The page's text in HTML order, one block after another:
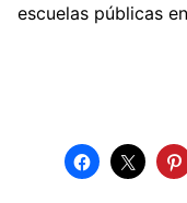
escuelas públicas